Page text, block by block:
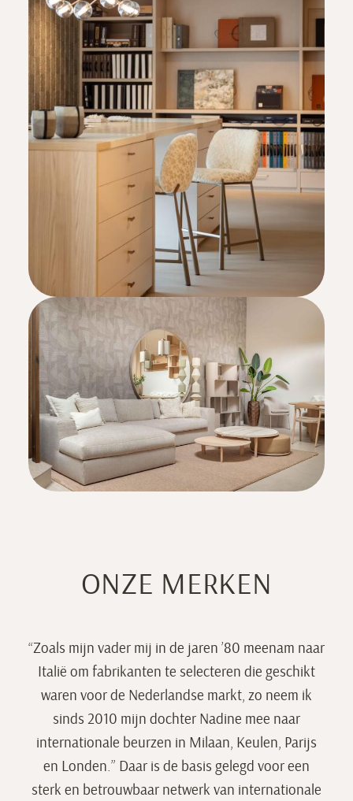
ONZE MERKEN
“Zoals mijn vader mij in de jaren ’80 meenam naar
Italië om fabrikanten te selecteren die geschikt
waren voor de Nederlandse markt, zo neem ik
sinds 2010 mijn dochter Nadine mee naar
internationale beurzen in Milaan, Keulen, Parijs
en Londen.” Daar is de basis gelegd voor een
sterk en betrouwbaar netwerk van internationale